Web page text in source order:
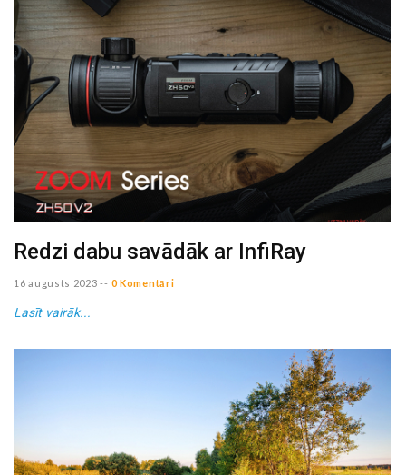
Redzi dabu savādāk ar InfiRay
16 augusts 2023 -- 0 Komentāri
Lasīt vairāk...